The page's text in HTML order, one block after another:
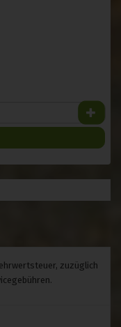
zuzüglich